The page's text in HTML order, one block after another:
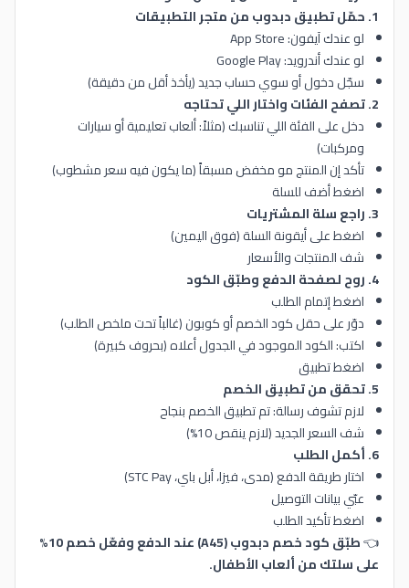
1. حمّل تطبيق دبدوب من متجر التطبيقات
لو عندك آيفون: App Store
لو عندك أندرويد: Google Play
سجّل دخول أو سوي حساب جديد (يأخذ أقل من دقيقة)
2. تصفح الفئات واختار اللي تحتاجه
دخل على الفئة اللي تناسبك (مثلاً: ألعاب تعليمية أو سيارات
ومركبات)
تأكد إن المنتج مو مخفض مسبقاً (ما يكون فيه سعر مشطوب)
اضغط أضف للسلة
3. راجع سلة المشتريات
اضغط على أيقونة السلة (فوق اليمين)
شف المنتجات والأسعار
4. روح لصفحة الدفع وطبّق الكود
اضغط إتمام الطلب
دوّر على حقل كود الخصم أو كوبون (غالباً تحت ملخص الطلب)
اكتب: الكود الموجود في الجدول أعلاه (بحروف كبيرة)
اضغط تطبيق
5. تحقق من تطبيق الخصم
لازم تشوف رسالة: تم تطبيق الخصم بنجاح
شف السعر الجديد (لازم ينقص 10%)
6. أكمل الطلب
اختار طريقة الدفع (مدى، فيزا، أبل باي، STC Pay)
عبّي بيانات التوصيل
اضغط تأكيد الطلب
👈
طبّق كود خصم دبدوب (A45) عند الدفع وفعّل خصم 10%
على سلتك من ألعاب الأطفال.